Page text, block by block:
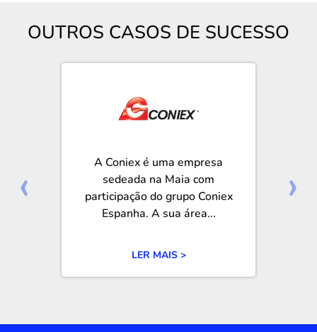
OUTROS CASOS DE SUCESSO
A Coniex é uma empresa
sedeada na Maia com
participação do grupo Coniex
Espanha. A sua área...
LER MAIS >
‹ ›